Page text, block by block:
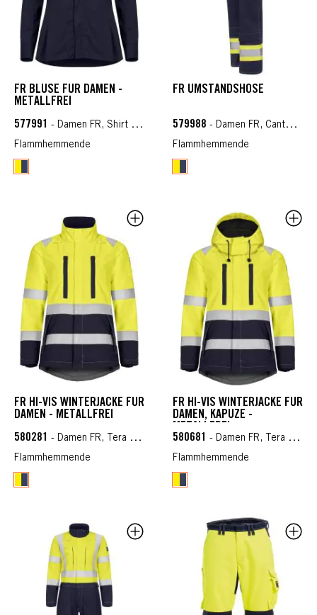
FR BLUSE FÜR DAMEN -
METALLFREI
577991 - Damen FR, Shirt & Sweaters FR
Flammhemmende
FR UMSTANDSHOSE
579988 - Damen FR, Cantex WS
Flammhemmende
FR HI-VIS WINTERJACKE FÜR
DAMEN - METALLFREI
580281 - Damen FR, Tera TX, Wetterschutzkleidung FR
Flammhemmende
FR HI-VIS WINTERJACKE FÜR
DAMEN, KAPUZE -
580681 - Damen FR, Tera TX, Wetterschutzkleidung FR
Flammhemmende